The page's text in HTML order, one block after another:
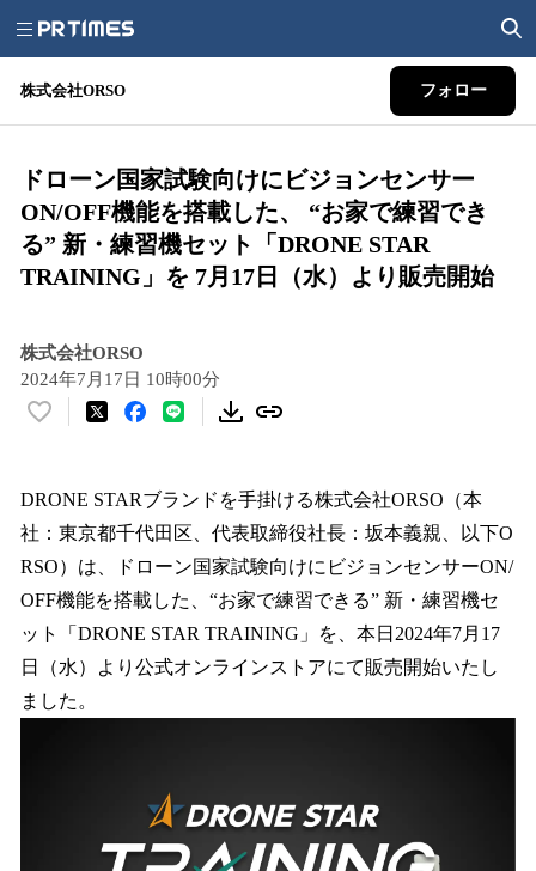
株式会社ORSO フォロー
ドローン国家試験向けにビジョンセンサー
ON/OFF機能を搭載した、 “お家で練習でき
る” 新・練習機セット「DRONE STAR
TRAINING」を 7月17日（水）より販売開始
株式会社ORSO
2024年7月17日 10時00分
い
！
を
読
み
込
み
中
で
す
DRONE STARブランドを手掛ける株式会社ORSO（本
社：東京都千代田区、代表取締役社長：坂本義親、以下O
RSO）は、ドローン国家試験向けにビジョンセンサーON/
OFF機能を搭載した、“お家で練習できる” 新・練習機セ
ット「DRONE STAR TRAINING」を、本日2024年7月17
日（水）より公式オンラインストアにて販売開始いたし
ました。